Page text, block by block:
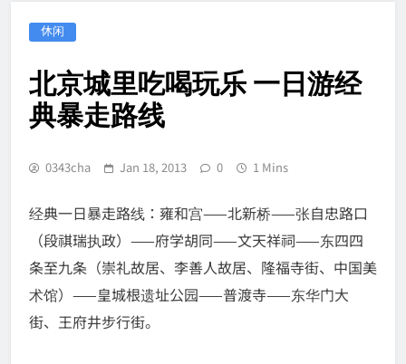
休闲
北京城里吃喝玩乐 一日游经
典暴走路线
0343cha Jan 18, 2013 0 1 Mins
经典一日暴走路线：雍和宫——北新桥——张自忠路口
（段祺瑞执政）——府学胡同——文天祥祠——东四四
条至九条（崇礼故居、李善人故居、隆福寺街、中国美
术馆）——皇城根遗址公园——普渡寺——东华门大
街、王府井步行街。